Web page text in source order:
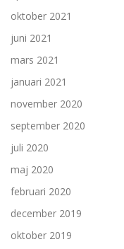
oktober 2021
juni 2021
mars 2021
januari 2021
november 2020
september 2020
juli 2020
maj 2020
februari 2020
december 2019
oktober 2019